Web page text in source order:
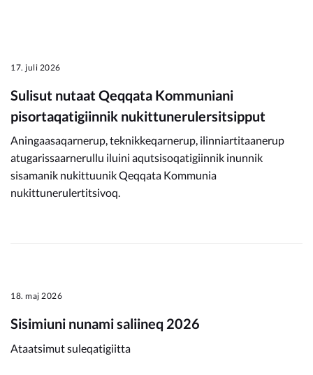
17. juli 2026
Sulisut nutaat Qeqqata Kommuniani
pisortaqatigiinnik nukittunerulersitsipput
Aningaasaqarnerup, teknikkeqarnerup, ilinniartitaanerup
atugarissaarnerullu iluini aqutsisoqatigiinnik inunnik
sisamanik nukittuunik Qeqqata Kommunia
nukittunerulertitsivoq.
18. maj 2026
Sisimiuni nunami saliineq 2026
Ataatsimut suleqatigiitta